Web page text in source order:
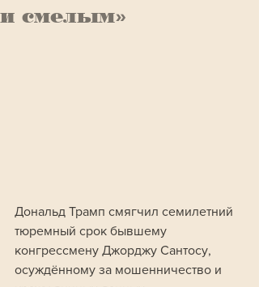
и смелым»
Дональд Трамп смягчил семилетний
тюремный срок бывшему
конгрессмену Джорджу Сантосу,
осуждённому за мошенничество и